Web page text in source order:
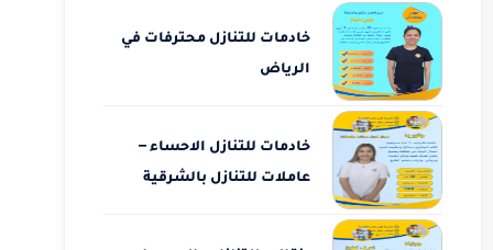
خادمات للتنازل محترفات في
الرياض
خادمات للتنازل الاحساء –
عاملات للتنازل بالشرقية